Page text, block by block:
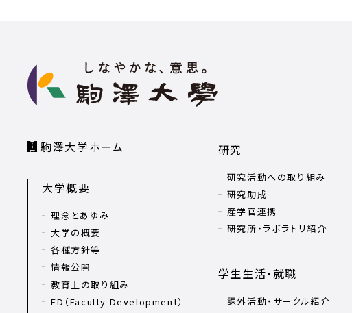
駒澤大学ホーム
大学概要
理念とあゆみ
大学の概要
各種方針等
情報公開
教育上の取り組み
FD（Faculty Development）
研究
研究活動への取り組み
研究助成
産学官連携
研究所・ラボラトリ紹介
学生生活・就職
課外活動・サークル紹介